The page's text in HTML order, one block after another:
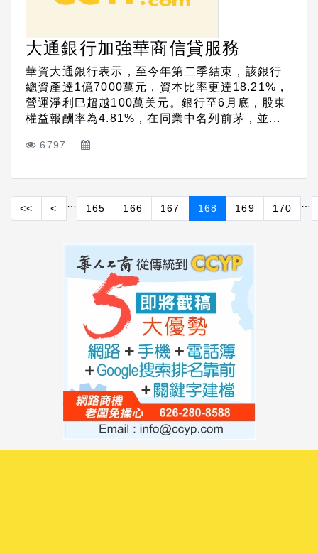
大通銀行加強華商信貸服務
華資大通銀行表示，至今年第二季結束，該銀行
總資產達1億7000萬元，資本比率更達18.21%，
營運淨利巳超越100萬美元。銀行至6月底，股東
權益報酬率為4.81%，在同業中名列前茅，並...
6797
<< < 165 166 167 168 169 170